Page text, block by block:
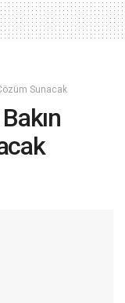
Sunacak